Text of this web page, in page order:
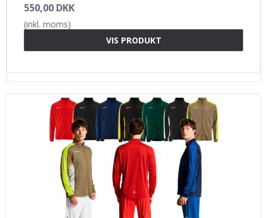
550,00 DKK
(inkl. moms)
VIS PRODUKT